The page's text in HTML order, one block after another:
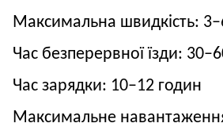
Максимальна швидкість: 3–
Час безперервної їзди: 3
Час зарядки: 10–12 годин
Максимальне